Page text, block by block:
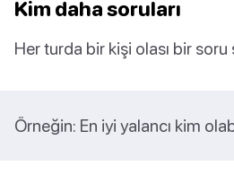
Kim daha soruları
Her turda bir kişi olası bir soru
Örneğin: En iyi yalancı kim